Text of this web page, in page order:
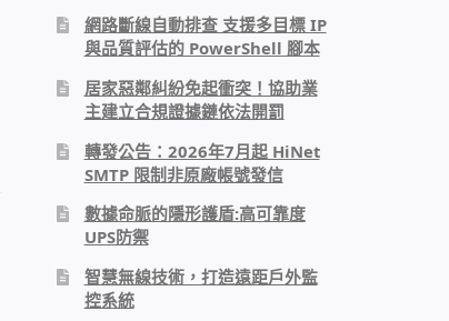
網路斷線自動排查 支援多目標 IP
與品質評估的 PowerShell 腳本
居家惡鄰糾紛免起衝突！協助業
主建立合規證據鏈依法開罰
轉發公告：2026年7月起 HiNet
SMTP 限制非原廠帳號發信
數據命脈的隱形護盾:高可靠度
UPS防禦
智慧無線技術，打造遠距戶外監
控系統